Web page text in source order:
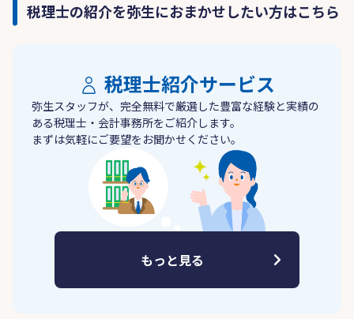
税理士の紹介を弥生におまかせしたい方はこちら
税理士紹介サービス
弥生スタッフが、完全無料で厳選した豊富な経験と実績の
ある税理士・会計事務所をご紹介します。
まずは気軽にご要望をお聞かせください。
もっと見る